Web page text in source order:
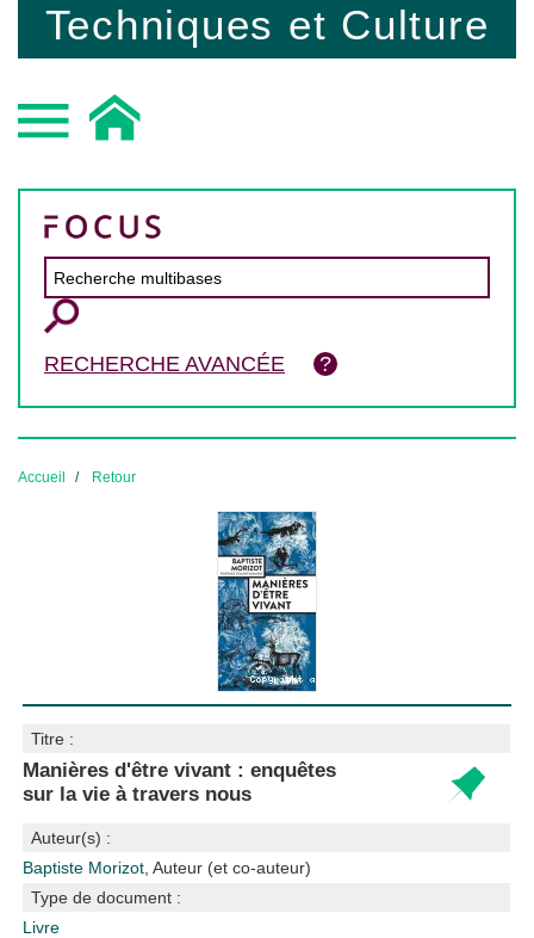
Techniques et Culture
RECHERCHE AVANCÉE
Accueil Retour
Titre :
Manières d'être vivant : enquêtes
sur la vie à travers nous
Auteur(s) :
Baptiste Morizot , Auteur (et co-auteur)
Type de document :
Livre